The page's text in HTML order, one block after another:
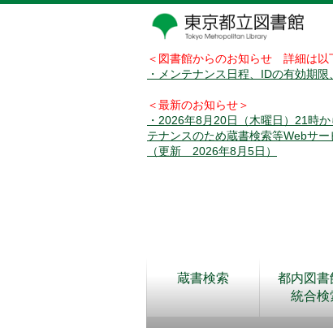
＜図書館からのお知らせ 詳細は以
・メンテナンス日程、IDの有効期
＜最新のお知らせ＞
・2026年8月20日（木曜日）21時
テナンスのため蔵書検索等Webサー
（更新 2026年8月5日）
蔵書検索
都内図書
統合検